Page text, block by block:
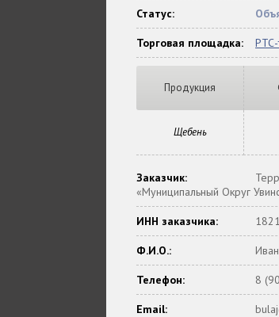
Статус:
Торговая площадка: РТС-
Продукция
Щебень
Заказчик:
«Муниципальный Округ
ИНН заказчика:
Ф.И.О.:
Телефон: 8
Email: